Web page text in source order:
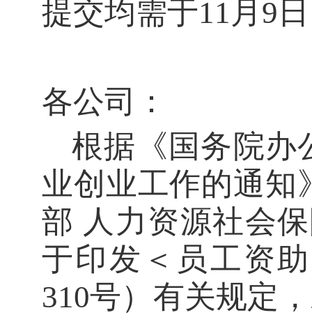
提交均需于11月9
各公司：
根据《国务院办
业创业工作的通知
部 人力资源社会
于印发＜员工资
310号）有关规定